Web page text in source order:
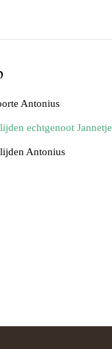
Antonius
echtgenoot Jannetje
Antonius